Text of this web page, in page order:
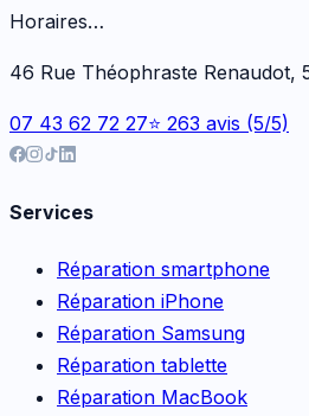
Horaires…
46 Rue Théophraste Renaudot,
07 43 62 72 27⭐ 263 avis (5/5)
Services
Réparation smartphone
Réparation iPhone
Réparation Samsung
Réparation tablette
Réparation MacBook